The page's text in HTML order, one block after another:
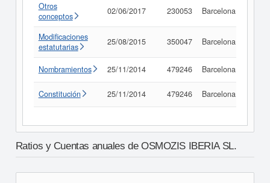
Otros
conceptos
02/06/2017 230053 Barcelona
Modificaciones
estatutarias
25/08/2015 350047 Barcelona
Nombramientos 25/11/2014 479246 Barcelona
Constitución 25/11/2014 479246 Barcelona
Ratios y Cuentas anuales de OSMOZIS IBERIA SL.